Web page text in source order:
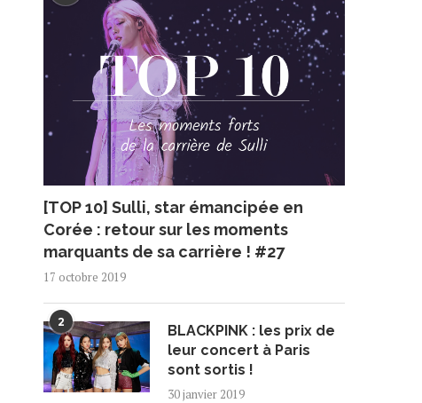
[TOP 10] Sulli, star émancipée en
Corée : retour sur les moments
marquants de sa carrière ! #27
17 octobre 2019
2
BLACKPINK : les prix de
leur concert à Paris
sont sortis !
30 janvier 2019